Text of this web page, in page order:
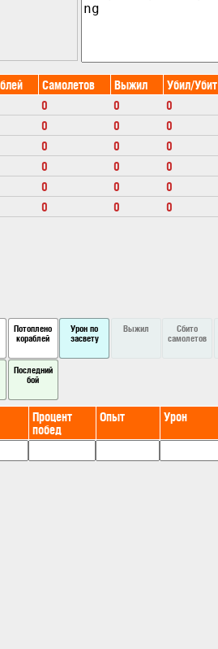
Самолетов Выжил Убил/Убит
0 0 0
0 0 0
0 0 0
0 0 0
0 0 0
0 0 0
Потоплено
кораблей
Урон по
засвету
Выжил
Сбито
самолетов
Последний
бой
Процент
побед
Опыт Урон